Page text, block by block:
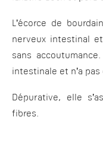
L’écorce de
nerveux intestinal
sans
intestinale et n’a
Dépurative, elle
fibres.